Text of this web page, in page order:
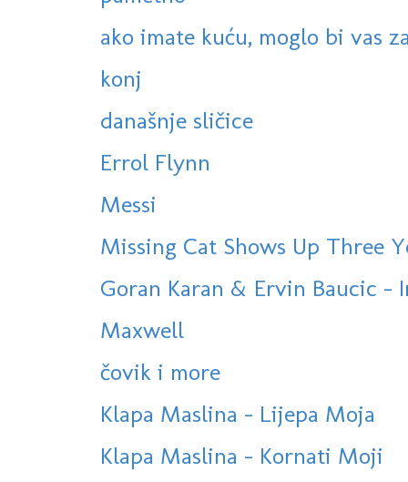
ako imate kuću, moglo bi vas
konj
današnje sličice
Errol Flynn
Messi
Missing Cat Shows Up Three
Goran Karan & Ervin Baucic -
Maxwell
čovik i more
Klapa Maslina - Lijepa Moja
Klapa Maslina - Kornati Moji